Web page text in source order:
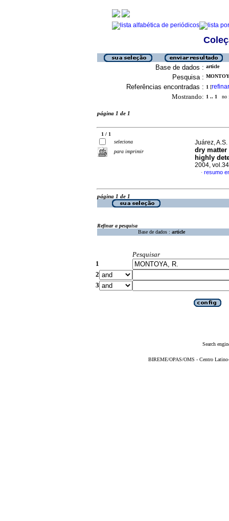
Base de dados : article
Pesquisa :
Referências encontradas : 1 [refinar
Mostrando: 1 .. 1 no
página 1 de 1
1 / 1
seleciona
para imprimir
Juárez,
dry
highly
2004,
· resumo
página 1 de 1
Refinar a pesquisa
Base de dados : article
Pesquisar
1
2
3
Search
BIREME/OPAS/OMS - Centro Latino-